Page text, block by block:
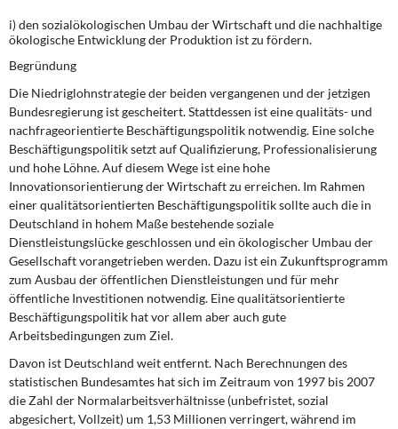
i) den sozialökologischen Umbau der Wirtschaft und die nachhaltige
ökologische Entwicklung der Produktion ist zu fördern.
Begründung
Die Niedriglohnstrategie der beiden vergangenen und der jetzigen
Bundesregierung ist gescheitert. Stattdessen ist eine qualitäts- und
nachfrageorientierte Beschäftigungspolitik notwendig. Eine solche
Beschäftigungspolitik setzt auf Qualifizierung, Professionalisierung
und hohe Löhne. Auf diesem Wege ist eine hohe
Innovationsorientierung der Wirtschaft zu erreichen. Im Rahmen
einer qualitätsorientierten Beschäftigungspolitik sollte auch die in
Deutschland in hohem Maße bestehende soziale
Dienstleistungslücke geschlossen und ein ökologischer Umbau der
Gesellschaft vorangetrieben werden. Dazu ist ein Zukunftsprogramm
zum Ausbau der öffentlichen Dienstleistungen und für mehr
öffentliche Investitionen notwendig. Eine qualitätsorientierte
Beschäftigungspolitik hat vor allem aber auch gute
Arbeitsbedingungen zum Ziel.
Davon ist Deutschland weit entfernt. Nach Berechnungen des
statistischen Bundesamtes hat sich im Zeitraum von 1997 bis 2007
die Zahl der Normalarbeitsverhältnisse (unbefristet, sozial
abgesichert, Vollzeit) um 1,53 Millionen verringert, während im